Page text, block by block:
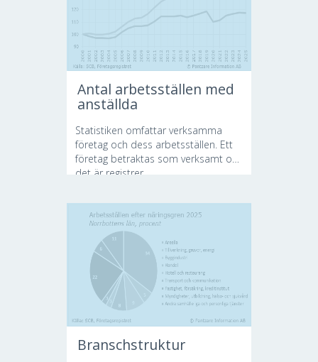
Antal arbetsställen med
anställda
Statistiken omfattar verksamma
företag och dess arbetsställen. Ett
företag betraktas som verksamt om
det är registrer...
Branschstruktur